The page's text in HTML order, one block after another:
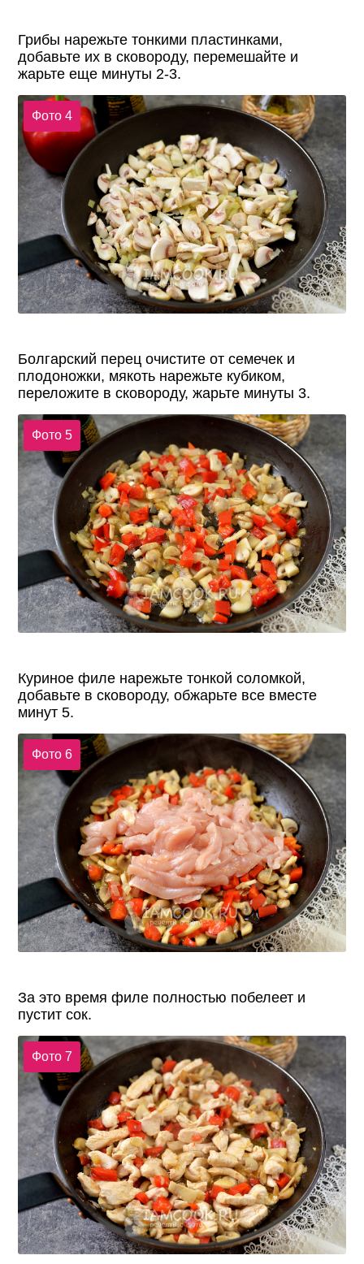
Грибы нарежьте тонкими пластинками,
добавьте их в сковороду, перемешайте и
жарьте еще минуты 2-3.
Фото 4
Болгарский перец очистите от семечек и
плодоножки, мякоть нарежьте кубиком,
переложите в сковороду, жарьте минуты 3.
Фото 5
Куриное филе нарежьте тонкой соломкой,
добавьте в сковороду, обжарьте все вместе
минут 5.
Фото 6
За это время филе полностью побелеет и
пустит сок.
Фото 7